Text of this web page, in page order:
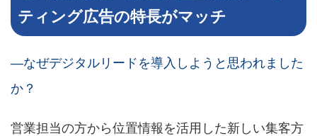
ティング広告の特長がマッチ
―なぜデジタルリードを導入しようと思われました
か？
営業担当の方から位置情報を活用した新しい集客方